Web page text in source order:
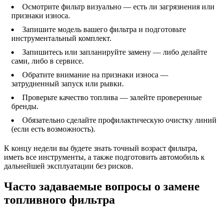
Осмотрите фильтр визуально — есть ли загрязнения или
признаки износа.
Запишите модель вашего фильтра и подготовьте
инструментальный комплект.
Запишитесь или запланируйте замену — либо делайте
сами, либо в сервисе.
Обратите внимание на признаки износа —
затрудненный запуск или рывки.
Проверьте качество топлива — залейте проверенные
бренды.
Обязательно сделайте профилактическую очистку линий
(если есть возможность).
К концу недели вы будете знать точный возраст фильтра,
иметь все инструменты, а также подготовить автомобиль к
дальнейшей эксплуатации без рисков.
Часто задаваемые вопросы о замене
топливного фильтра